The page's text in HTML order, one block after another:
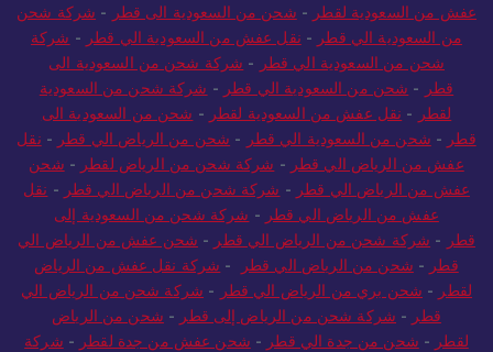
عفش من السعودية لقطر - شحن من السعودية الى قطر - شركة شحن
من السعودية الي قطر - نقل عفش من السعودية الي قطر - شركة
شحن من السعودية الي قطر - شركة شحن من السعودية الى
قطر - شحن من السعودية الي قطر - شركة شحن من السعودية
لقطر - نقل عفش من السعودية لقطر - شحن من السعودية الى
قطر - شحن من السعودية الي قطر - شحن من الرياض الي قطر - نقل
عفش من الرياض الي قطر - شركة شحن من الرياض لقطر - شحن
عفش من الرياض الي قطر - شركة شحن من الرياض الي قطر - نقل
عفش من الرياض الي قطر - شركة شحن من السعودية إلى
قطر - شركة شحن من الرياض الي قطر - شحن عفش من الرياض الي
قطر - شحن من الرياض الي قطر - شركة نقل عفش من الرياض
لقطر - شحن بري من الرياض الي قطر - شركة شحن من الرياض الي
قطر - شركة شحن من الرياض إلى قطر - شحن من الرياض
لقطر - شحن من جدة الي قطر - شحن عفش من جدة لقطر - شركة